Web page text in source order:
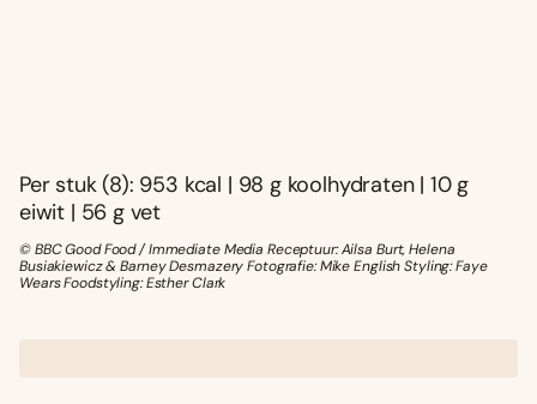
Per stuk (8): 953 kcal | 98 g koolhydraten | 10 g
eiwit | 56 g vet
© BBC Good Food / Immediate Media Receptuur: Ailsa Burt, Helena
Busiakiewicz & Barney Desmazery Fotografie: Mike English Styling: Faye
Wears Foodstyling: Esther Clark